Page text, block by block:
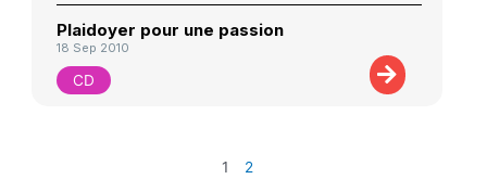
Plaidoyer pour une passion
18 Sep 2010
CD
1 2